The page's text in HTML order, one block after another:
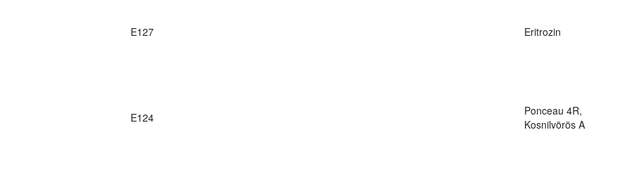
E127
Eritrozin
E124
Ponceau 4R,
Kosnilvörös A